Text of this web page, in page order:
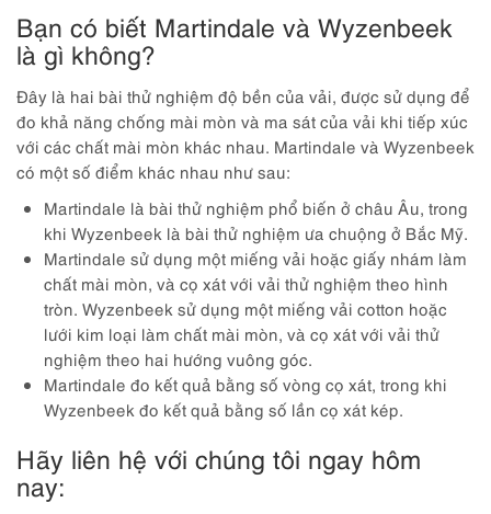
Bạn có biết Martindale và Wyzenbeek
là gì không?
Đây là hai bài thử nghiệm độ bền của vải, được sử dụng để
đo khả năng chống mài mòn và ma sát của vải khi tiếp xúc
với các chất mài mòn khác nhau. Martindale và Wyzenbeek
có một số điểm khác nhau như sau:
Martindale là bài thử nghiệm phổ biến ở châu Âu, trong
khi Wyzenbeek là bài thử nghiệm ưa chuộng ở Bắc Mỹ.
Martindale sử dụng một miếng vải hoặc giấy nhám làm
chất mài mòn, và cọ xát với vải thử nghiệm theo hình
tròn. Wyzenbeek sử dụng một miếng vải cotton hoặc
lưới kim loại làm chất mài mòn, và cọ xát với vải thử
nghiệm theo hai hướng vuông góc.
Martindale đo kết quả bằng số vòng cọ xát, trong khi
Wyzenbeek đo kết quả bằng số lần cọ xát kép.
Hãy liên hệ với chúng tôi ngay hôm
nay: